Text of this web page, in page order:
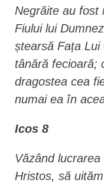
Negrăite au fost
Fiului lui
ștearsă Fața Lui
tânără fecioară;
dragostea cea
numai ea în
Icos 8
Văzând
Hristos, să